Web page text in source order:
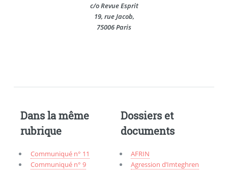
c/o Revue Esprit
19, rue Jacob,
75006 Paris
Dans la même
rubrique
Communiqué n° 11
Communiqué n° 9
Dossiers et
documents
AFRIN
Agression d’Imteghren